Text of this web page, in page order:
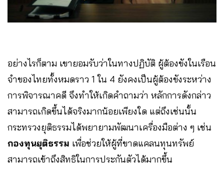
อย่างไรก็ตาม เขายอมรับว่าในทางปฏิบัติ ผู้ต้องขังในเรือน
จำของไทยทั้งหมดราว 1 ใน 4 ยังคงเป็นผู้ต้องขังระหว่าง
การพิจารณาคดี จึงทำให้เกิดคำถามว่า หลักการดังกล่าว
สามารถเกิดขึ้นได้จริงมากน้อยเพียงใด แต่ถึงเช่นนั้น
กระทรวงยุติธรรมได้พยายามพัฒนาเครื่องมือต่าง ๆ เช่น
กองทุนยุติธรรม เพื่อช่วยให้ผู้ที่ขาดแคลนทุนทรัพย์
สามารถเข้าถึงสิทธิในการประกันตัวได้มากขึ้น